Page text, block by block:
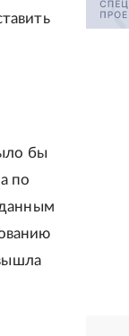
бы
по